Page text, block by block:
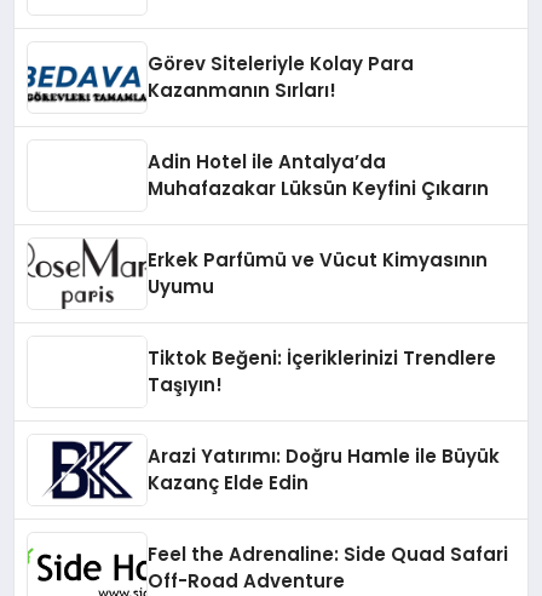
Görev Siteleriyle Kolay Para
Kazanmanın Sırları!
Adin Hotel ile Antalya’da
Muhafazakar Lüksün Keyfini Çıkarın
Erkek Parfümü ve Vücut Kimyasının
Uyumu
Tiktok Beğeni: İçeriklerinizi Trendlere
Taşıyın!
Arazi Yatırımı: Doğru Hamle ile Büyük
Kazanç Elde Edin
Feel the Adrenaline: Side Quad Safari
Off-Road Adventure